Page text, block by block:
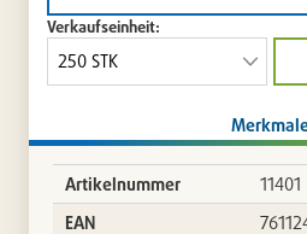
Verkaufseinheit:
Artikelnummer
11401
EAN